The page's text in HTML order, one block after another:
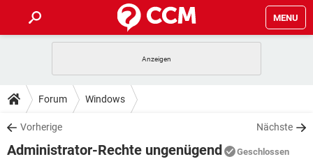
MENU
ANDROID
WINDOWS 10
WHATSAPP TIKTOK
TIPPS & TRICKS
SPIELE
DOWNLOADS
SPIELE STREAMING
Forum Windows
Vorherige Nächste
Administrator-Rechte ungenügend Geschlossen